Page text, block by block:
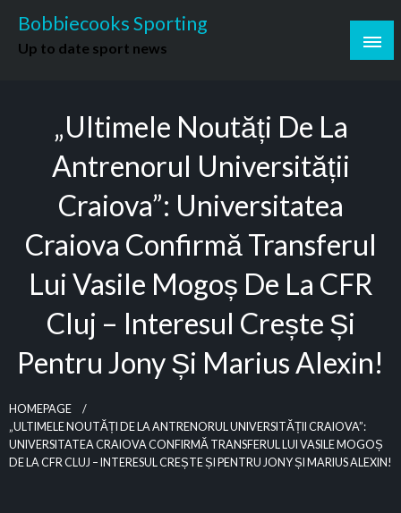
content
Bobbiecooks Sporting
Up to date sport news
„Ultimele Noutăți De La
Antrenorul Universității
Craiova”: Universitatea
Craiova Confirmă Transferul
Lui Vasile Mogoș De La CFR
Cluj – Interesul Crește Și
Pentru Jony Și Marius Alexin!
HOMEPAGE
„ULTIMELE NOUTĂȚI DE LA ANTRENORUL UNIVERSITĂȚII CRAIOVA”:
UNIVERSITATEA CRAIOVA CONFIRMĂ TRANSFERUL LUI VASILE MOGOȘ
DE LA CFR CLUJ – INTERESUL CREȘTE ȘI PENTRU JONY ȘI MARIUS ALEXIN!